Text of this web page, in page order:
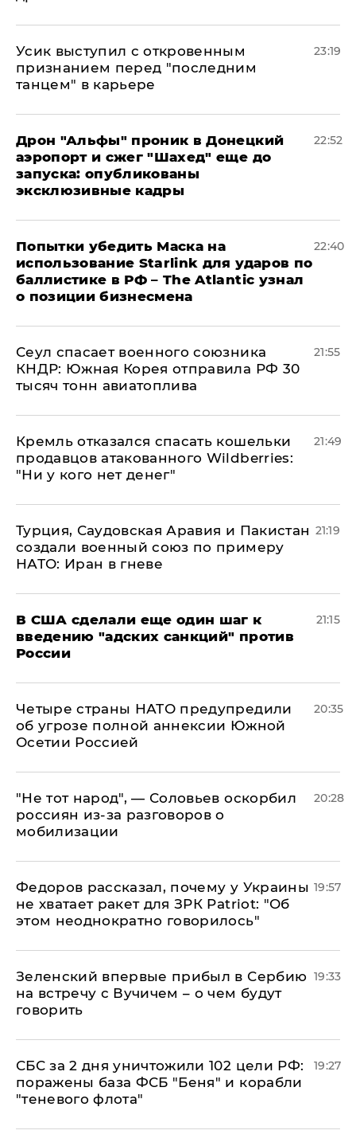
Усик выступил с откровенным
признанием перед "последним
танцем" в карьере
23:19
Дрон "Альфы" проник в Донецкий
аэропорт и сжег "Шахед" еще до
запуска: опубликованы
эксклюзивные кадры
22:52
Попытки убедить Маска на
использование Starlink для ударов по
баллистике в РФ – The Atlantic узнал
о позиции бизнесмена
22:40
​Сеул спасает военного союзника
КНДР: Южная Корея отправила РФ 30
тысяч тонн авиатоплива
21:55
Кремль отказался спасать кошельки
продавцов атакованного Wildberries:
"Ни у кого нет денег"
21:49
Турция, Саудовская Аравия и Пакистан
создали военный союз по примеру
НАТО: Иран в гневе
21:19
В США сделали еще один шаг к
введению "адских санкций" против
России
21:15
Четыре страны НАТО предупредили
об угрозе полной аннексии Южной
Осетии Россией
20:35
​"Не тот народ", — Соловьев оскорбил
россиян из-за разговоров о
мобилизации
20:28
Федоров рассказал, почему у Украины
не хватает ракет для ЗРК Patriot: "Об
этом неоднократно говорилось"
19:57
Зеленский впервые прибыл в Сербию
на встречу с Вучичем – о чем будут
говорить
19:33
СБС за 2 дня уничтожили 102 цели РФ:
поражены база ФСБ "Беня" и корабли
"теневого флота"
19:27